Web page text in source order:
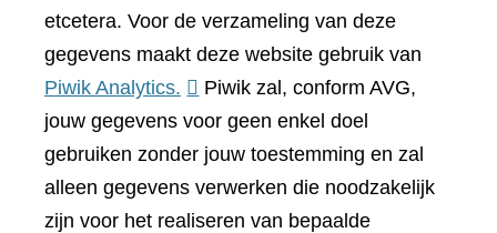
etcetera. Voor de verzameling van deze
gegevens maakt deze website gebruik van
Piwik Analytics. (verwijst
naar
een
andere
website)
Piwik zal, conform AVG,
jouw gegevens voor geen enkel doel
gebruiken zonder jouw toestemming en zal
alleen gegevens verwerken die noodzakelijk
zijn voor het realiseren van bepaalde